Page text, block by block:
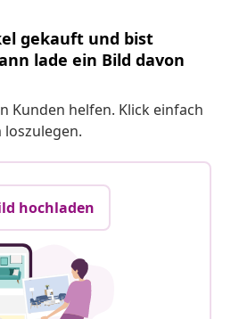
gekauft und bist
lade ein Bild davon
Kunden helfen. Klick einfach
hochladen